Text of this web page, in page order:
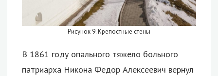
Рисунок 9. Крепостные стены
В 1861 году опального тяжело больного
патриарха Никона Федор Алексеевич вернул